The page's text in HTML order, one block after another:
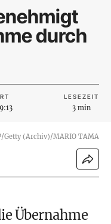
durch
LESEZEIT
3 min
Getty (Archiv)/MARIO TAMA
Übernahme